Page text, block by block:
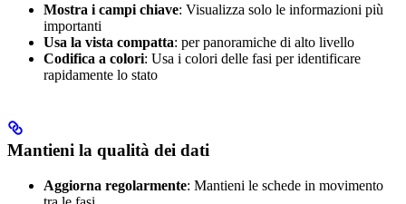
Mostra i campi chiave: Visualizza solo le informazioni più
importanti
Usa la vista compatta: per panoramiche di alto livello
Codifica a colori: Usa i colori delle fasi per identificare
rapidamente lo stato
Mantieni la qualità dei dati
Aggiorna regolarmente: Mantieni le schede in movimento